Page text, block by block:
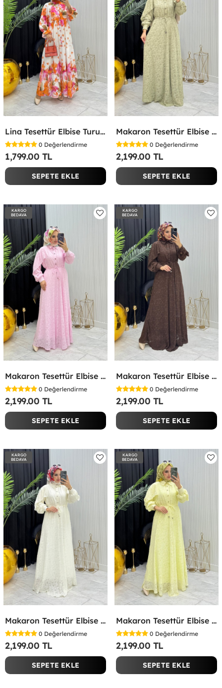
Lina Tesettür Elbise Turuncu Turuncu
0 Değerlendirme
1,799.00 TL
SEPETE EKLE
Makaron Tesettür Elbise Yeşil Yeşil
0 Değerlendirme
2,199.00 TL
SEPETE EKLE
KARGO
BEDAVA
Makaron Tesettür Elbise Pembe Pembe
0 Değerlendirme
2,199.00 TL
SEPETE EKLE
KARGO
BEDAVA
Makaron Tesettür Elbise Kahverengi Kahverengi
0 Değerlendirme
2,199.00 TL
SEPETE EKLE
KARGO
BEDAVA
Makaron Tesettür Elbise Beyaz Beyaz
0 Değerlendirme
2,199.00 TL
SEPETE EKLE
KARGO
BEDAVA
Makaron Tesettür Elbise Sarı Sarı
0 Değerlendirme
2,199.00 TL
SEPETE EKLE